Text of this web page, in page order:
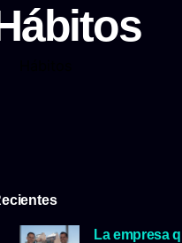
La empresa